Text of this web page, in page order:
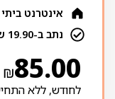
אינטרנט ביתי 200 מגה
נתב ב-19.90 ש"ח לחודש
₪85.00
לחודש, ללא